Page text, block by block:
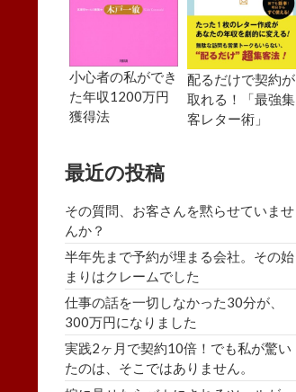
小心者の私ができ
た年収1200万円
獲得法
配るだけで契約が
取れる！「最強集
客レター術」
最近の投稿
その質問、お客さんを黙らせていませ
んか？
半年先まで予約が埋まる会社。その始
まりはクレームでした
仕事の話を一切しなかった30分が、
300万円になりました
実践2ヶ月で契約10倍！でも私が驚い
たのは、そこではありません。